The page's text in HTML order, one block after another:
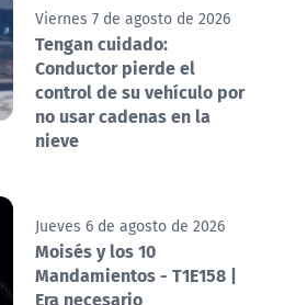
Viernes 7 de agosto de 2026
Tengan cuidado:
Conductor pierde el
control de su vehículo por
no usar cadenas en la
nieve
Jueves 6 de agosto de 2026
Moisés y los 10
Mandamientos - T1E158 |
Era necesario